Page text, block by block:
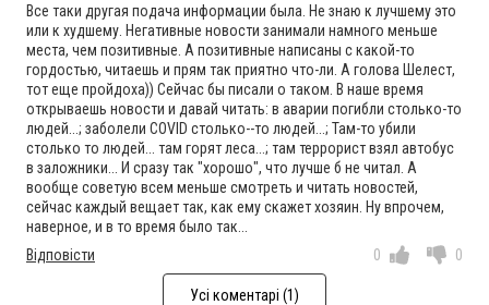
Все таки другая подача информации была. Не знаю к лучшему это
или к худшему. Негативные новости занимали намного меньше
места, чем позитивные. А позитивные написаны с какой-то
гордостью, читаешь и прям так приятно что-ли. А голова Шелест,
тот еще пройдоха)) Сейчас бы писали о таком. В наше время
открываешь новости и давай читать: в аварии погибли столько-то
людей...; заболели COVID столько--то людей...; Там-то убили
столько то людей... там горят леса...; там террорист взял автобус
в заложники... И сразу так "хорошо", что лучше б не читал. А
вообще советую всем меньше смотреть и читать новостей,
сейчас каждый вещает так, как ему скажет хозяин. Ну впрочем,
наверное, и в то время было так...
Відповісти
0 0
Усі коментарі (1)